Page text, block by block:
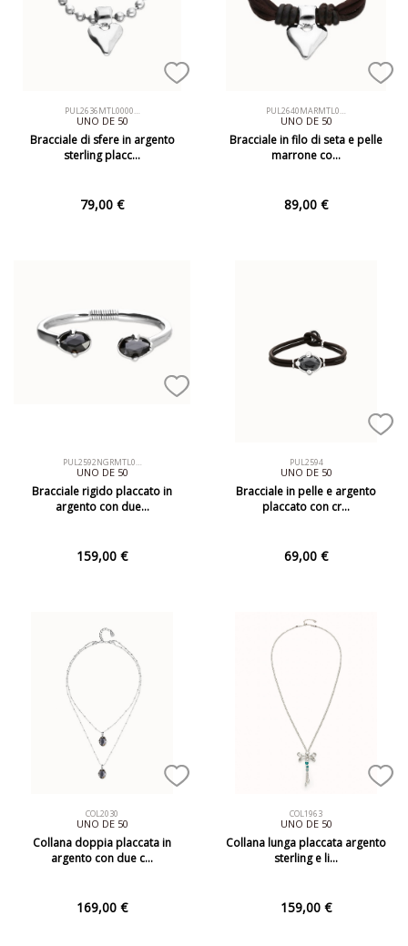
PUL2636MTL0000…
UNO DE 50
Bracciale di sfere in argento
sterling placc…
79,00 €
PUL2640MARMTL0…
UNO DE 50
Bracciale in filo di seta e pelle
marrone co…
89,00 €
PUL2592NGRMTL0…
UNO DE 50
Bracciale rigido placcato in
argento con due…
159,00 €
PUL2594
UNO DE 50
Bracciale in pelle e argento
placcato con cr…
69,00 €
COL2030
UNO DE 50
Collana doppia placcata in
argento con due c…
169,00 €
COL1963
UNO DE 50
Collana lunga placcata argento
sterling e li…
159,00 €